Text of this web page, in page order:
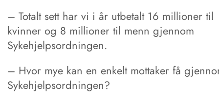
– Totalt sett har vi i år utbetalt 16 millioner til
kvinner og 8 millioner til menn gjennom
Sykehjelpsordningen.
– Hvor mye kan en enkelt mottaker få
Sykehjelpsordningen?